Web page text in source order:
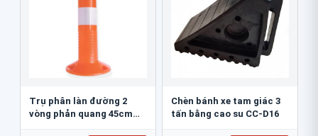
Trụ phân làn đường 2
vòng phản quang 45cm
Chèn bánh xe tam giác 3
tấn bằng cao su CC-D16